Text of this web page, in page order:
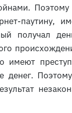
Поэтому
паутину,
получал
имеют
денег.